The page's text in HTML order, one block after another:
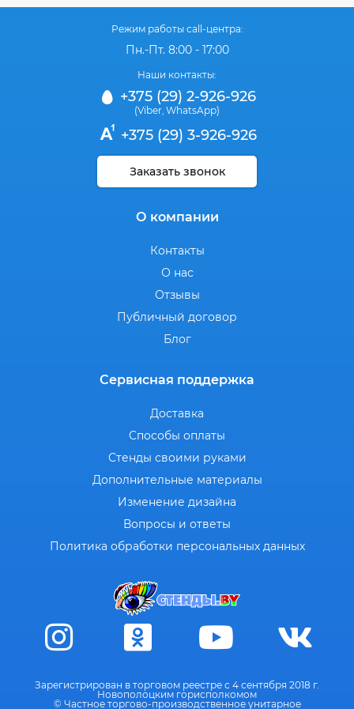
Режим работы call-центра:
Пн.-Пт. 8:00 - 17:00
Наши контакты:
+375 (29) 2-926-926
(Viber WhatsApp)
+375 (29) 3-926-926
Заказать звонок
О компании
Контакты
О нас
Отзывы
Публичный договор
Блог
Сервисная поддержка
Доставка
Способы оплаты
Стенды своими руками
Дополнительные материалы
Изменение дизайна
Вопросы и ответы
Политика обработки персональных данных
Зарегистрирован в торговом реестре с 4 сентября 2018 г.
Новополоцким горисполкомом
© Частное торгово-производственное унитарное